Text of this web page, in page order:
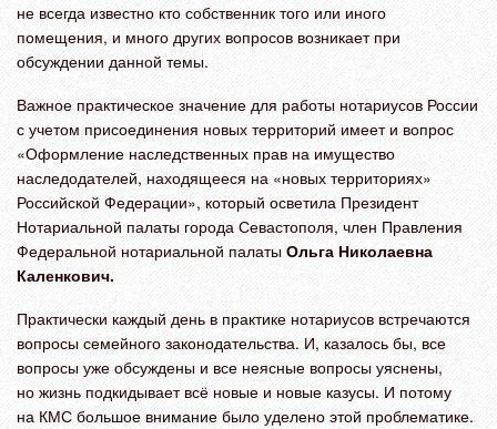
не всегда известно кто собственник того или иного
помещения, и много других вопросов возникает при
обсуждении данной темы.
Важное практическое значение для работы нотариусов России
с учетом присоединения новых территорий имеет и вопрос
«Оформление наследственных прав на имущество
наследодателей, находящееся на «новых территориях»
Российской Федерации», который осветила Президент
Нотариальной палаты города Севастополя, член Правления
Федеральной нотариальной палаты Ольга Николаевна
Каленкович.
Практически каждый день в практике нотариусов встречаются
вопросы семейного законодательства. И, казалось бы, все
вопросы уже обсуждены и все неясные вопросы уяснены,
но жизнь подкидывает всё новые и новые казусы. И потому
на КМС большое внимание было уделено этой проблематике.